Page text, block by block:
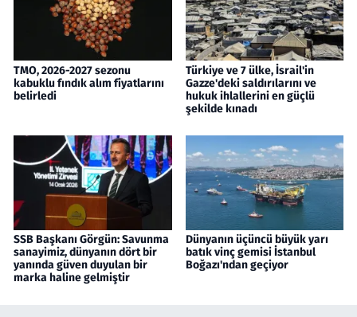
TMO, 2026-2027 sezonu
kabuklu fındık alım fiyatlarını
belirledi
Türkiye ve 7 ülke, İsrail'in
Gazze'deki saldırılarını ve
hukuk ihlallerini en güçlü
şekilde kınadı
SSB Başkanı Görgün: Savunma
sanayimiz, dünyanın dört bir
yanında güven duyulan bir
marka haline gelmiştir
Dünyanın üçüncü büyük yarı
batık vinç gemisi İstanbul
Boğazı'ndan geçiyor